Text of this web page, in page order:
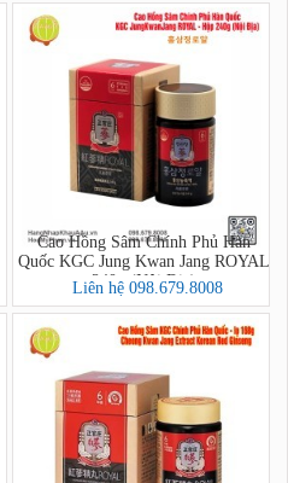
Cao Hồng Sâm Chính Phủ Hàn
Quốc KGC Jung Kwan Jang ROYAL
240g (Nội Địa)
Liên hệ 098.679.8008